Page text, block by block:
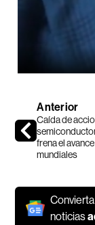
Anterior
Caída de
frena el
mundiales
noticias